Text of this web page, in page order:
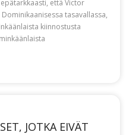
että Victor
tasavallassa,
kiinnostusta
JOTKA EIVÄT